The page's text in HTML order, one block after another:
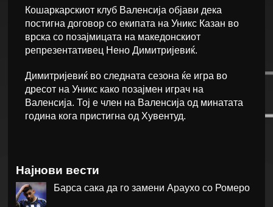
Кошаркарскиот клуб Валенсија објави дека
постигна договор со екипата на Уникс Казан во
врска со позајмицата на македонскиот
репрезентативец Нено Димитријевиќ.
Димитријевиќ во следната сезона ќе игра во
дресот на Уникс како позајмен играч на
Валенсија. Тој е член на Валенсија од минатата
година кога пристигна од Хувентуд.
Најнови вести
Барса сака да го замени Араухо со Ромеро